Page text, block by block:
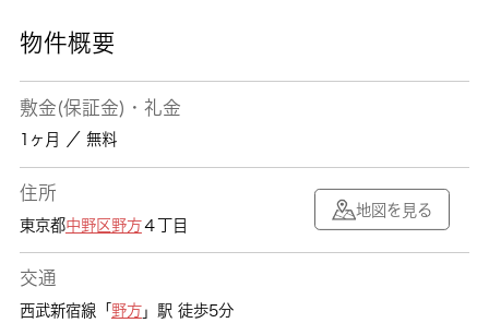
物件概要
敷金(保証金)・礼金
1ヶ月 ／ 無料
住所
東京都中野区野方４丁目
地図を見る
交通
西武新宿線「 野方」駅 徒歩5分